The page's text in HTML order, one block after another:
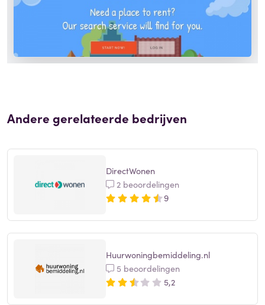
Andere gerelateerde bedrijven
DirectWonen
2 beoordelingen
9
Huurwoningbemiddeling.nl
5 beoordelingen
5,2